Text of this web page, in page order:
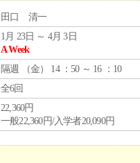
田口 清一
1月 23日 ～ 4月 3日
A Week
隔週 （金） 14 ：50 ～ 16 ：10
全6回
22,360円
一般22,360円/入学者20,090円